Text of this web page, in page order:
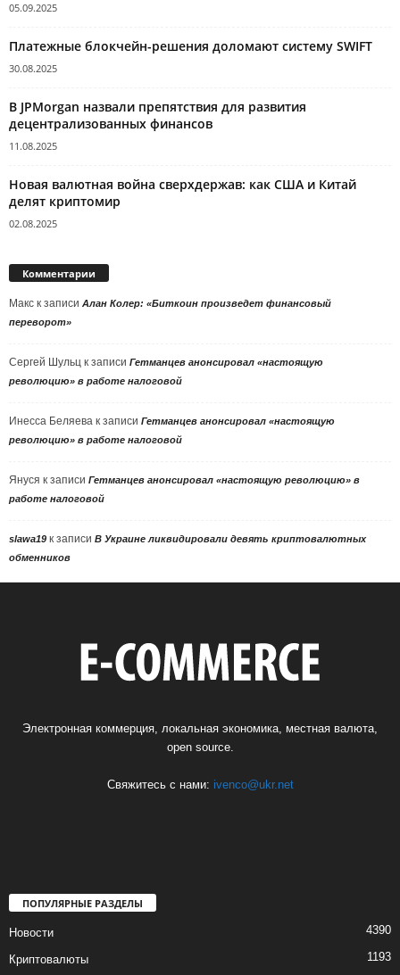
05.09.2025
Платежные блокчейн-решения доломают систему SWIFT
30.08.2025
В JPMorgan назвали препятствия для развития
децентрализованных финансов
11.08.2025
Новая валютная война сверхдержав: как США и Китай
делят криптомир
02.08.2025
Комментарии
Макс к записи Алан Колер: «Биткоин произведет финансовый
переворот»
Сергей Шульц к записи Гетманцев анонсировал «настоящую
революцию» в работе налоговой
Инесса Беляева к записи Гетманцев анонсировал «настоящую
революцию» в работе налоговой
Януся к записи Гетманцев анонсировал «настоящую революцию» в
работе налоговой
slawa19 к записи В Украине ликвидировали девять криптовалютных
обменников
Электронная коммерция, локальная экономика, местная валюта,
open source.
Свяжитесь с нами: ivenco@ukr.net
ПОПУЛЯРНЫЕ РАЗДЕЛЫ
Новости 4390
Криптовалюты 1193